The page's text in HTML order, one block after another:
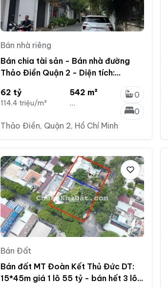
Bán nhà riêng
Bán chia tài sản - Bán nhà đường
Thảo Điền Quận 2 - Diện tích:
62 tỷ
114.4 triệu/m²
542 m²
...
0
0
Thảo Điền, Quận 2, Hồ Chí Minh
Bán Đất
Bán đất MT Đoàn Kết Thủ Đức DT:
15*45m giá 1 lô 55 tỷ - bán hết 3 lô